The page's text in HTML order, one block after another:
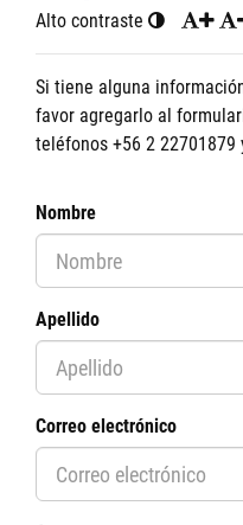
Alto contraste
Si tiene alguna
favor agregarlo al
teléfonos +56 2 22701879
Nombre
Apellido
Correo electrónico